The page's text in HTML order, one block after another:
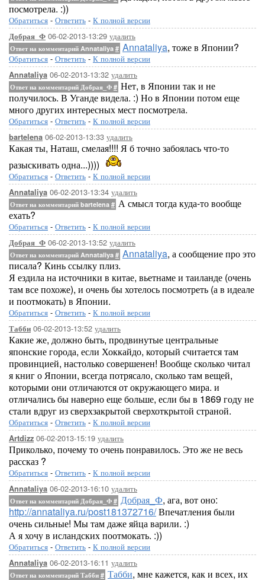
посмотрела. :))
Обратиться - Ответить - К полной версии
Добрая_Ф 06-02-2013-13:29 удалить
Ответ на комментарий Annataliya # Annataliya, тоже в Японии?
Обратиться - Ответить - К полной версии
Annataliya 06-02-2013-13:32 удалить
Ответ на комментарий Добрая_Ф # Нет, в Японии так и не
получилось. В Уганде видела. :) Но в Японии потом еще
много других интересных мест посмотрела.
Обратиться - Ответить - К полной версии
bartelena 06-02-2013-13:33 удалить
Какая ты, Наташ, смелая!!!! Я б точно забоялась что-то
разыскивать одна...))))
Обратиться - Ответить - К полной версии
Annataliya 06-02-2013-13:34 удалить
Ответ на комментарий bartelena # А смысл тогда куда-то вообще
ехать?
Обратиться - Ответить - К полной версии
Добрая_Ф 06-02-2013-13:52 удалить
Ответ на комментарий Annataliya # Annataliya, а сообщение про это
писала? Кинь ссылку плиз.
Я ездила на источники в китае, вьетнаме и таиланде (очень
там все похоже), и очень бы хотелось посмотреть (а в идеале
и поотмокать) в Японии.
Обратиться - Ответить - К полной версии
Табби 06-02-2013-13:52 удалить
Какие же, должно быть, продвинутые центральные
японские города, если Хоккайдо, который считается там
провинцией, настолько совершенен! Вообще сколько читал
я книг о Японии, всегда потрясало, сколько там вещей,
которыми они отличаются от окружающего мира. и
отличались бы наверно еще больше, если бы в 1869 году не
стали вдруг из сверхзакрытой сверхоткрытой страной.
Обратиться - Ответить - К полной версии
Artdizz 06-02-2013-15:19 удалить
Приколько, почему то очень понравилось. Это же не весь
рассказ ?
Обратиться - Ответить - К полной версии
Annataliya 06-02-2013-16:10 удалить
Ответ на комментарий Добрая_Ф # Добрая_Ф, ага, вот оно:
http://annataliya.ru/post181372716/Впечатления были
очень сильные! Мы там даже яйца варили. :)
А я хочу в исландских поотмокать. :))
Обратиться - Ответить - К полной версии
Annataliya 06-02-2013-16:11 удалить
Ответ на комментарий Табби # Табби, мне кажется, как и всех, их